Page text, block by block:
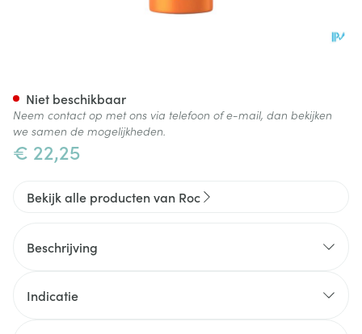
€ 22,25
Niet beschikbaar
Neem contact op met ons via telefoon of e-mail, dan bekijken
we samen de mogelijkheden.
Bekijk alle producten van Roc
Beschrijving
Indicatie